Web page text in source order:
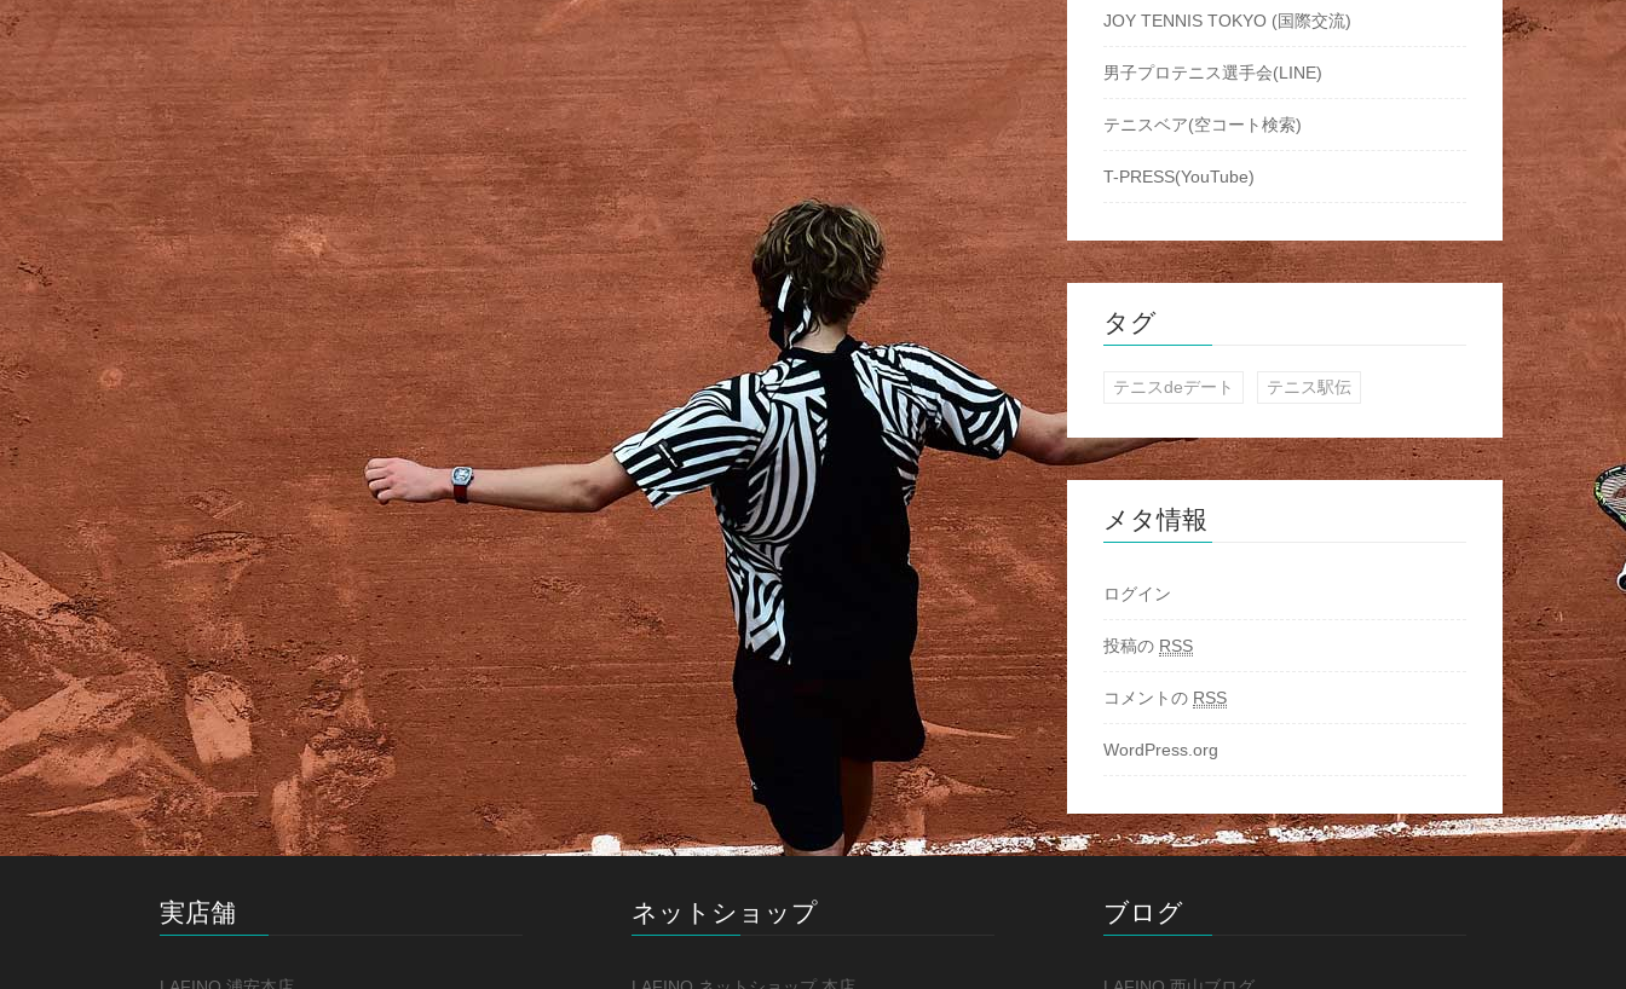
JOY TENNIS TOKYO (国際交流)
男子プロテニス選手会(LINE)
テニスベア(空コート検索)
T-PRESS(YouTube)
タグ
テニスdeデート テニス駅伝
メタ情報
ログイン
投稿の RSS
コメントの RSS
WordPress.org
実店舗 ネットショップ ブログ